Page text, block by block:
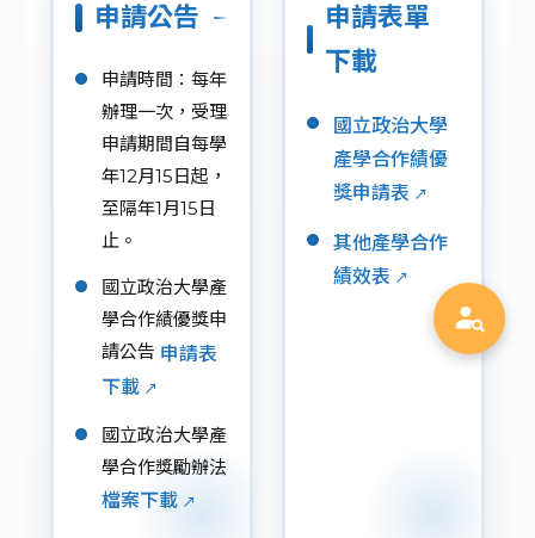
申請公告
申請時間：每年
辦理一次，受理
申請期間自每學
年12月15日起，
至隔年1月15日
止。
國立政治大學產
學合作績優獎申
請公告 申請表
下載
國立政治大學產
學合作獎勵辦法
檔案下載
申請表單
下載
國立政治大學
產學合作績優
獎申請表
其他產學合作
績效表